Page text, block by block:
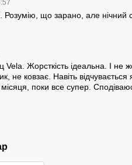
Розумію, що зарано, але нічний
Жорсткість ідеальна. І не
не ковзає. Навіть
поки все супер.